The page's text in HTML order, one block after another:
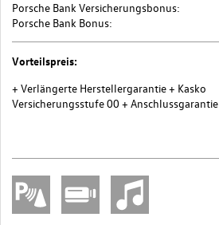
Porsche Bank Versicherungsbonus:
Porsche Bank Bonus:
Vorteilspreis:
+ Verlängerte Herstellergarantie+ Kasko
Versicherungsstufe 00 + Anschlussgarantie